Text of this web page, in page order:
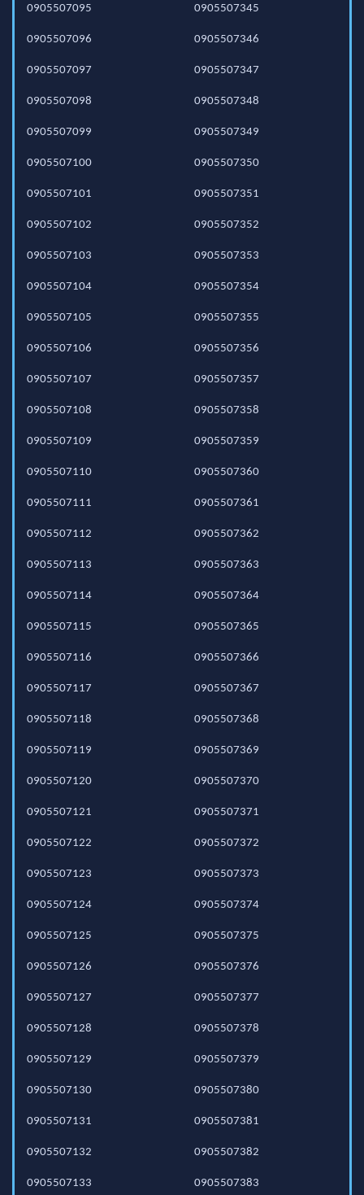
0905507095
0905507096
0905507097
0905507098
0905507099
0905507100
0905507101
0905507102
0905507103
0905507104
0905507105
0905507106
0905507107
0905507108
0905507109
0905507110
0905507111
0905507112
0905507113
0905507114
0905507115
0905507116
0905507117
0905507118
0905507119
0905507120
0905507121
0905507122
0905507123
0905507124
0905507125
0905507126
0905507127
0905507128
0905507129
0905507130
0905507131
0905507132
0905507133
0905507345
0905507346
0905507347
0905507348
0905507349
0905507350
0905507351
0905507352
0905507353
0905507354
0905507355
0905507356
0905507357
0905507358
0905507359
0905507360
0905507361
0905507362
0905507363
0905507364
0905507365
0905507366
0905507367
0905507368
0905507369
0905507370
0905507371
0905507372
0905507373
0905507374
0905507375
0905507376
0905507377
0905507378
0905507379
0905507380
0905507381
0905507382
0905507383